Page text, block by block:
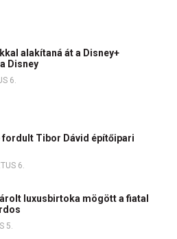
alakítaná át a Disney+
Disney
6.
fordult Tibor Dávid építőipari
6.
luxusbirtoka mögött a fiatal
5.